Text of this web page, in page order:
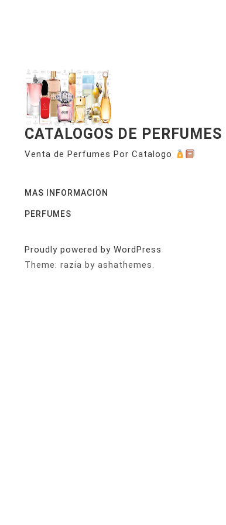
CATALOGOS DE PERFUMES
Venta de Perfumes Por Catalogo
MAS INFORMACION
PERFUMES
Proudly powered by WordPress
Theme: razia by ashathemes.